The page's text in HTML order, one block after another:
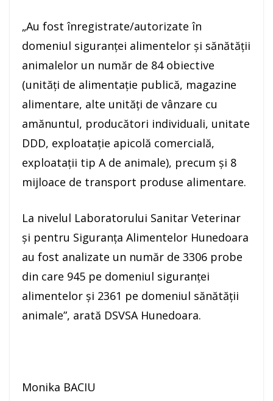
„Au fost înregistrate/autorizate în
domeniul siguranţei alimentelor şi sănătăţii
animalelor un număr de 84 obiective
(unităţi de alimentaţie publică, magazine
alimentare, alte unităţi de vânzare cu
amănuntul, producători individuali, unitate
DDD, exploataţie apicolă comercială,
exploataţii tip A de animale), precum şi 8
mijloace de transport produse alimentare.
La nivelul Laboratorului Sanitar Veterinar
şi pentru Siguranţa Alimentelor Hunedoara
au fost analizate un număr de 3306 probe
din care 945 pe domeniul siguranţei
alimentelor şi 2361 pe domeniul sănătăţii
animale”, arată DSVSA Hunedoara.
Monika BACIU